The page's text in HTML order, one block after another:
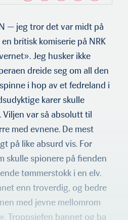
— jeg tror det var midt på
britisk komiserie på NRK
Jeg husker ikke
dreide seg om all den
i hop av et fedreland i
karer skulle
var så absolutt til
med evnene. De mest
på like absurd vis. For
skulle spionere på fienden
tømmerstokk i en elv.
enn troverdig, og bedre
med jevne mellomrom
Troppsjefen bannet og ba